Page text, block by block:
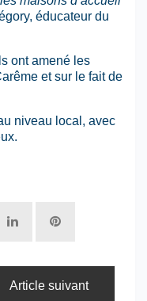
éducateur du
ont amené les
et sur le fait de
niveau local, avec
Article suivant